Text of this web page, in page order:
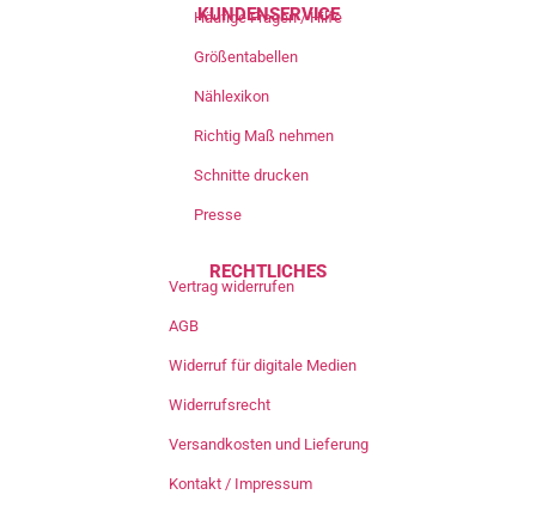
KUNDENSERVICE
Häufige Fragen / Hilfe
Größentabellen
Nählexikon
Richtig Maß nehmen
Schnitte drucken
Presse
RECHTLICHES
Vertrag widerrufen
AGB
Widerruf für digitale Medien
Widerrufsrecht
Versandkosten und Lieferung
Kontakt / Impressum